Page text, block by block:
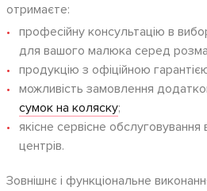
отримаєте:
професійну консультацію в
для вашого малюка серед
продукцію з офіційною
можливість замовлення
сумок на коляску;
якісне сервісне
центрів.
Зовнішнє і функціональне